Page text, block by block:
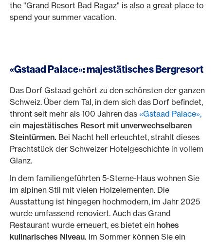
the "Grand Resort Bad Ragaz" is also a great place to
spend your summer vacation.
«Gstaad Palace»: majestätisches Bergresort
Das Dorf Gstaad gehört zu den schönsten der ganzen
Schweiz. Über dem Tal, in dem sich das Dorf befindet,
thront seit mehr als 100 Jahren das «Gstaad Palace»,
ein majestätisches Resort mit unverwechselbaren
Steintürmen. Bei Nacht hell erleuchtet, strahlt dieses
Prachtstück der Schweizer Hotelgeschichte in vollem
Glanz.
In dem familiengeführten 5-Sterne-Haus wohnen Sie
im alpinen Stil mit vielen Holzelementen. Die
Ausstattung ist hingegen hochmodern, im Jahr 2025
wurde umfassend renoviert. Auch das Grand
Restaurant wurde erneuert, es bietet ein hohes
kulinarisches Niveau. Im Sommer können Sie ein